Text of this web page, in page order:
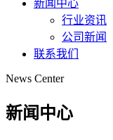
新闻中心
行业资讯
公司新闻
联系我们
News Center
新闻中心